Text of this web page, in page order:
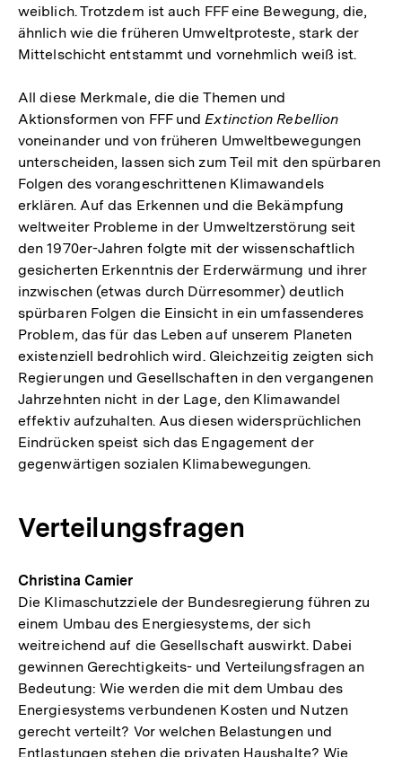
weiblich. Trotzdem ist auch FFF eine Bewegung, die,
ähnlich wie die früheren Umweltproteste, stark der
Mittelschicht entstammt und vornehmlich weiß ist.
All diese Merkmale, die die Themen und
Aktionsformen von FFF undExtinction Rebellion
voneinander und von früheren Umweltbewegungen
unterscheiden, lassen sich zum Teil mit den spürbaren
Folgen des vorangeschrittenen Klimawandels
erklären. Auf das Erkennen und die Bekämpfung
weltweiter Probleme in der Umweltzerstörung seit
den 1970er-Jahren folgte mit der wissenschaftlich
gesicherten Erkenntnis der Erderwärmung und ihrer
inzwischen (etwas durch Dürresommer) deutlich
spürbaren Folgen die Einsicht in ein umfassenderes
Problem, das für das Leben auf unserem Planeten
existenziell bedrohlich wird. Gleichzeitig zeigten sich
Regierungen und Gesellschaften in den vergangenen
Jahrzehnten nicht in der Lage, den Klimawandel
effektiv aufzuhalten. Aus diesen widersprüchlichen
Eindrücken speist sich das Engagement der
gegenwärtigen sozialen Klimabewegungen.
Verteilungsfragen
Christina Camier
Die Klimaschutzziele der Bundesregierung führen zu
einem Umbau des Energiesystems, der sich
weitreichend auf die Gesellschaft auswirkt. Dabei
gewinnen Gerechtigkeits- und Verteilungsfragen an
Bedeutung: Wie werden die mit dem Umbau des
Energiesystems verbundenen Kosten und Nutzen
gerecht verteilt? Vor welchen Belastungen und
Entlastungen stehen die privaten Haushalte? Wie